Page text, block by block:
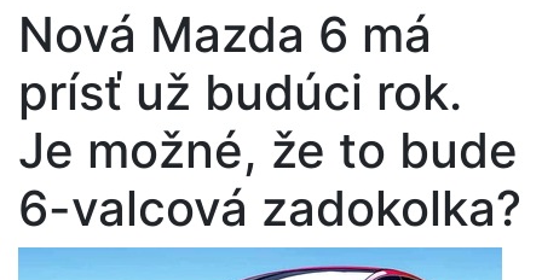
Nová Mazda 6 má
prísť už budúci rok.
Je možné, že to bude
6-valcová zadokolka?